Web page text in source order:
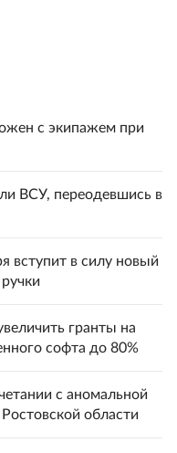
с экипажем при
ВСУ, переодевшись в
вступит в силу новый
гранты на
софта до 80%
с аномальной
области